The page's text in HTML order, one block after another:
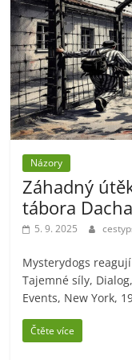
Názory
Záhadný
tábora
5. 9. 2025
Mysterydogs
Tajemné síly,
Events, New York,
Čtěte více